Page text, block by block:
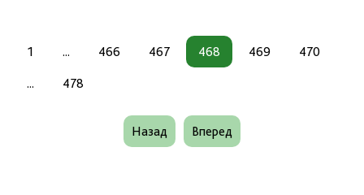
1 ... 466 467 468 469 470
... 478
Назад Вперед